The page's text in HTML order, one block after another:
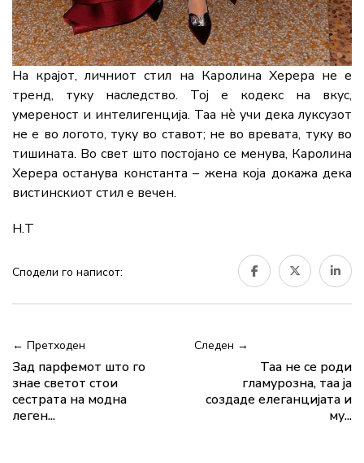
На крајот, личниот стил на Каролина Херера не е
тренд, туку наследство. Тој е кодекс на вкус,
умереност и интелигенција. Таа нè учи дека луксузот
не е во логото, туку во ставот; не во вревата, туку во
тишината. Во свет што постојано се менува, Каролина
Херера останува константа – жена која докажа дека
вистинскиот стил е вечен.
Н.Т
Сподели го написот:
← Претходен
Зад парфемот што го
знае светот стои
сестрата на модна
леген...
Следен →
Таа не се роди
гламурозна, таа ја
создаде елеганцијата и
му...